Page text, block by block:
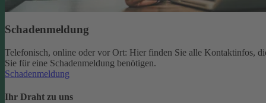
Schadenmeldung
Telefonisch, online oder vor Ort: Hier finden Sie alle Kontaktinfos,
Sie für eine Schadenmeldung benötigen.
Schadenmeldung
Ihr Draht zu uns